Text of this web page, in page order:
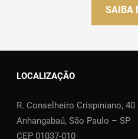
SAIBA
LOCALIZAÇÃO
R. Conselheiro Crispiniano,
Anhangabaú, São Paulo – SP
CEP 01037-010